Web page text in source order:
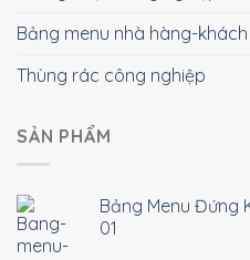
Bảng menu nhà hàng-
Thùng rác công nghiệp
SẢN PHẨM
Bảng Menu Đứng
01